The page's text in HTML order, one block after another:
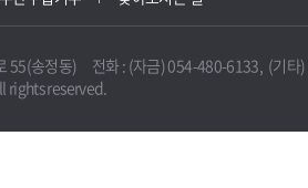
55(송정동) 전화 : (자금) 054-480-6133, (기타
rights reserved.